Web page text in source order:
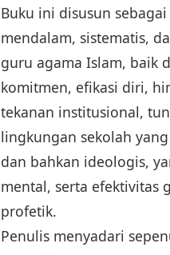
Buku ini disusun
mendalam, sistematis,
guru agama Islam, baik
komitmen, efikasi diri,
tekanan institusional,
lingkungan sekolah
dan bahkan ideologis,
mental, serta efektivitas
profetik.
Penulis menyadari